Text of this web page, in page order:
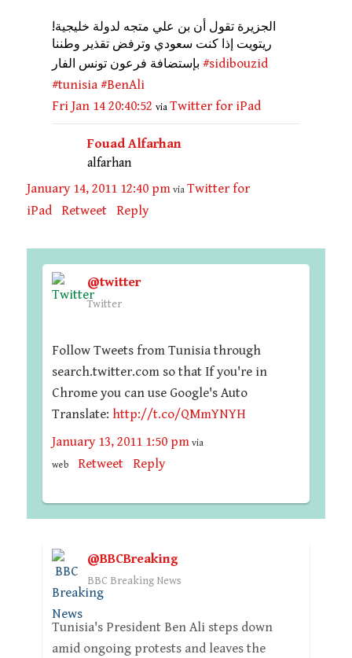
الجزيرة تقول أن بن علي متجه لدولة خليجية!
ريتويت إذا كنت سعودي وترفض تقذير وطننا
#sidibouzid
#tunisia #BenAli
Fri Jan 14 20:40:52 via Twitter for iPad
Fouad Alfarhan
alfarhan
January 14, 2011 12:40 pm via Twitter for
iPad
Retweet Reply
@twitter
Twitter
Follow Tweets from Tunisia through
search.twitter.com so that If you're in
Chrome you can use Google's Auto
Translate: http://t.co/QMmYNYH
January 13, 2011 1:50 pm via
web Retweet Reply
@BBCBreaking
BBC Breaking News
Tunisia's President Ben Ali steps down
amid ongoing protests and leaves the